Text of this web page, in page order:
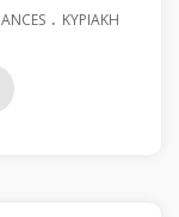
. ΚΥΡΙΑΚΉ